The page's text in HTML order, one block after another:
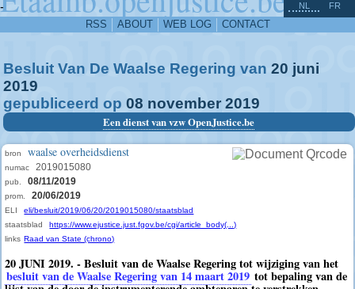
-
RSS ABOUT WEB LOG CONTACT
NL FR
Besluit Van De Waalse Regering van 20 juni
2019
gepubliceerd op 08 november 2019
Een dienst van vzw OpenJustice.be
bron waalse overheidsdienst
numac 2019015080
pub. 08/11/2019
prom. 20/06/2019
ELI
eli/besluit/2019/06/20/2019015080/staatsblad
staatsblad
https://www.ejustice.just.fgov.be/cgi/article_body(...)
links Raad van State (chrono)
20 JUNI 2019. - Besluit van de Waalse Regering tot wijziging van het
besluit van de Waalse Regering van 14 maart 2019 tot bepaling van de
^